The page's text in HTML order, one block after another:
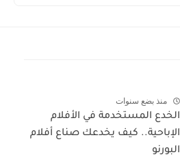
منذ بضع سنوات
الخدع المستخدمة في الأفلام
الإباحية.. كيف يخدعك صناع أفلام
البورنو